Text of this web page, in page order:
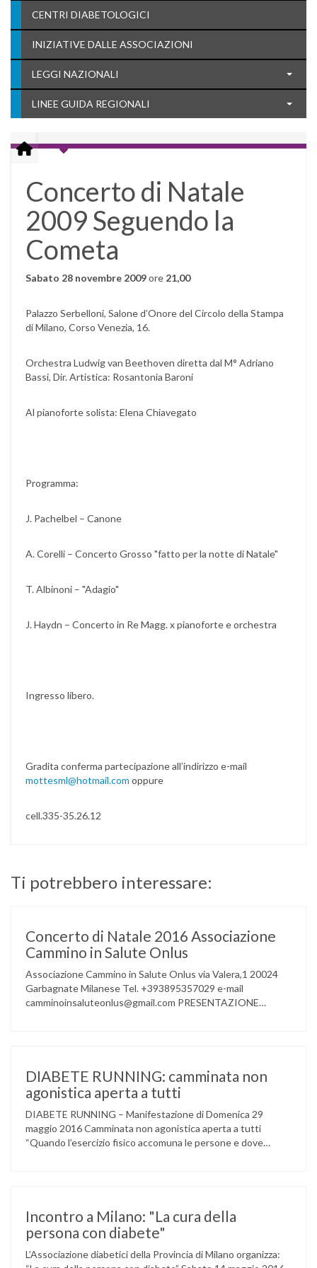
CENTRI DIABETOLOGICI
INIZIATIVE DALLE ASSOCIAZIONI
LEGGI NAZIONALI
LINEE GUIDA REGIONALI
Concerto di Natale
2009 Seguendo la
Cometa
Sabato 28 novembre 2009ore 21,00
Palazzo Serbelloni, Salone d’Onore del Circolo della Stampa
di Milano, Corso Venezia, 16.
Orchestra Ludwig van Beethoven diretta dal M° Adriano
Bassi, Dir. Artistica: Rosantonia Baroni
Al pianoforte solista: Elena Chiavegato
Programma:
J. Pachelbel – Canone
A. Corelli – Concerto Grosso "fatto per la notte di Natale"
T. Albinoni – "Adagio"
J. Haydn – Concerto in Re Magg. x pianoforte e orchestra
Ingresso libero.
Gradita conferma partecipazione all’indirizzo e-mail
mottesml@hotmail.com oppure
cell.335-35.26.12
Ti potrebbero interessare:
Concerto di Natale 2016 Associazione
Cammino in Salute Onlus
Associazione Cammino in Salute Onlus via Valera,1 20024
Garbagnate Milanese Tel. +393895357029 e-mail
camminoinsaluteonlus@gmail.com PRESENTAZIONE
gruppo musicale GROOVY LEMONS di PREGNANA
MILANESE. L’ Associazione …
DIABETE RUNNING: camminata non
agonistica aperta a tutti
DIABETE RUNNING – Manifestazione di Domenica 29
maggio 2016 Camminata non agonistica aperta a tutti
“Quando l’esercizio fisico accomuna le persone e dove
Incontro a Milano: "La cura della
persona con diabete"
L’Associazione diabetici della Provincia di Milano organizza: